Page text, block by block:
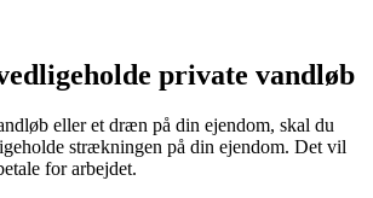
private vandløb
eller et dræn på din ejendom, skal du
strækningen på din ejendom. Det vil
for arbejdet.